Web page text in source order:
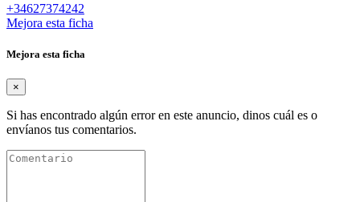
+34627374242
Mejora esta ficha
Mejora esta ficha
×
Si has encontrado algún error en este anuncio, dinos cuál es o
envíanos tus comentarios.